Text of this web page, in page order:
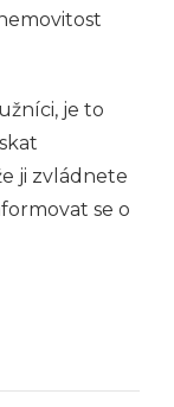
je to
ji zvládnete
se o